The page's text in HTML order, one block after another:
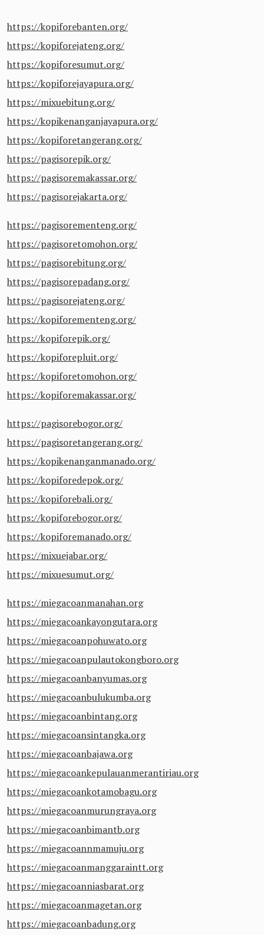
https://kopiforebanten.org/
https://kopiforejateng.org/
https://kopiforesumut.org/
https://kopiforejayapura.org/
https://mixuebitung.org/
https://kopikenanganjayapura.org/
https://kopiforetangerang.org/
https://pagisorepik.org/
https://pagisoremakassar.org/
https://pagisorejakarta.org/
https://pagisorementeng.org/
https://pagisoretomohon.org/
https://pagisorebitung.org/
https://pagisorepadang.org/
https://pagisorejateng.org/
https://kopiforementeng.org/
https://kopiforepik.org/
https://kopiforepluit.org/
https://kopiforetomohon.org/
https://kopiforemakassar.org/
https://pagisorebogor.org/
https://pagisoretangerang.org/
https://kopikenanganmanado.org/
https://kopiforedepok.org/
https://kopiforebali.org/
https://kopiforebogor.org/
https://kopiforemanado.org/
https://mixuejabar.org/
https://mixuesumut.org/
https://miegacoanmanahan.org
https://miegacoankayongutara.org
https://miegacoanpohuwato.org
https://miegacoanpulautokongboro.org
https://miegacoanbanyumas.org
https://miegacoanbulukumba.org
https://miegacoanbintang.org
https://miegacoansintangka.org
https://miegacoanbajawa.org
https://miegacoankepulauanmerantiriau.org
https://miegacoankotamobagu.org
https://miegacoanmurungraya.org
https://miegacoanbimantb.org
https://miegacoannmamuju.org
https://miegacoanmanggaraintt.org
https://miegacoanniasbarat.org
https://miegacoanmagetan.org
https://miegacoanbadung.org